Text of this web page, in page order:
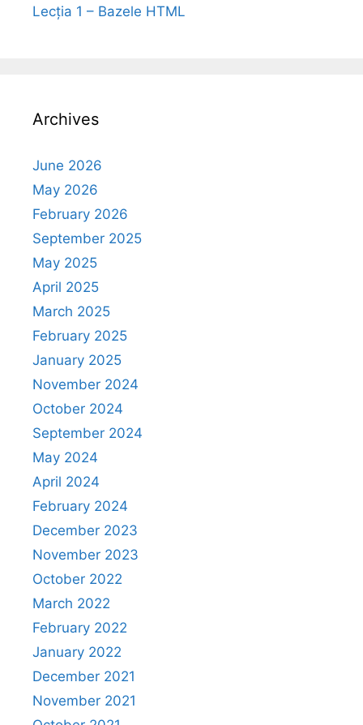
Lecția 1 – Bazele HTML
Archives
June 2026
May 2026
February 2026
September 2025
May 2025
April 2025
March 2025
February 2025
January 2025
November 2024
October 2024
September 2024
May 2024
April 2024
February 2024
December 2023
November 2023
October 2022
March 2022
February 2022
January 2022
December 2021
November 2021